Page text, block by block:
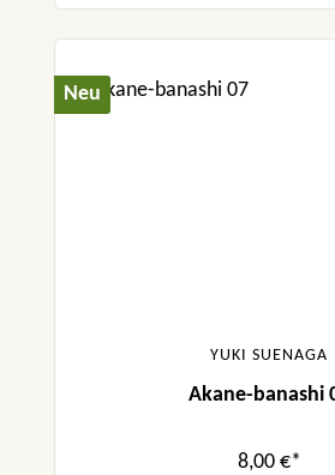
Neu
YUKI SUENAGA
Akane-banashi
8,00 €*